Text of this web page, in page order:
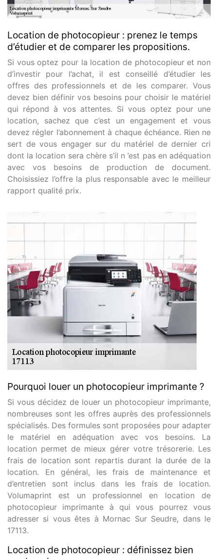
Location de photocopieur : prenez le temps
d’étudier et de comparer les propositions.
Si vous optez pour la location de photocopieur et non
d’investir pour l’achat, il est conseillé d’étudier les
offres des professionnels et de les comparer. Vous
devez bien définir vos besoins pour choisir le matériel
qui répond à vos attentes. Si vous optez pour une
location, sachez que c’est un engagement et vous
devez régler l’abonnement à chaque échéance. Rien ne
sert de vous engager sur du matériel de dernier cri
dont la location sera chère s’il n ’est pas en adéquation
avec vos besoins de production de document.
Choisissiez l’offre la plus responsable avec le meilleur
rapport qualité prix.
Pourquoi louer un photocopieur imprimante ?
Si vous décidez de louer un photocopieur imprimante,
nombreuses sont les offres auprès des professionnels
spécialisés. Des formules sont proposées pour adapter
le matériel en adéquation avec vos besoins. La
location permet de mieux gérer votre trésorerie. Les
frais de location sont repartis durant la durée de la
location. En général, les frais de maintenance et
d’entretien sont inclus dans les frais de location.
Volumaprint est un professionnel en location de
photocopieur imprimante à qui vous pourrez vous
adresser si vous êtes à Mornac Sur Seudre, dans le
17113.
Location de photocopieur : définissez bien